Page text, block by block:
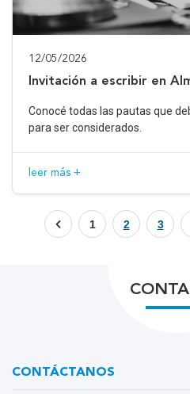
12/05/2026
Invitación a escribir en
Conocé todas las pautas que
para ser considerados.
leer más +
1 2 3
CONTÁCTANOS